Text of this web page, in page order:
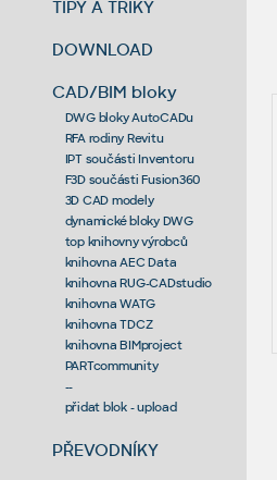
TIPY A TRIKY
DOWNLOAD
CAD/BIM bloky
DWG bloky AutoCADu
RFA rodiny Revitu
IPT součásti Inventoru
F3D součásti Fusion360
3D CAD modely
dynamické bloky DWG
top knihovny výrobců
knihovna AEC Data
knihovna RUG-CADstudio
knihovna WATG
knihovna TDCZ
knihovna BIMproject
PARTcommunity
--
přidat blok - upload
PŘEVODNÍKY